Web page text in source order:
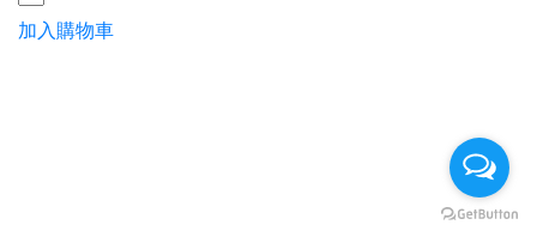
加入購物車